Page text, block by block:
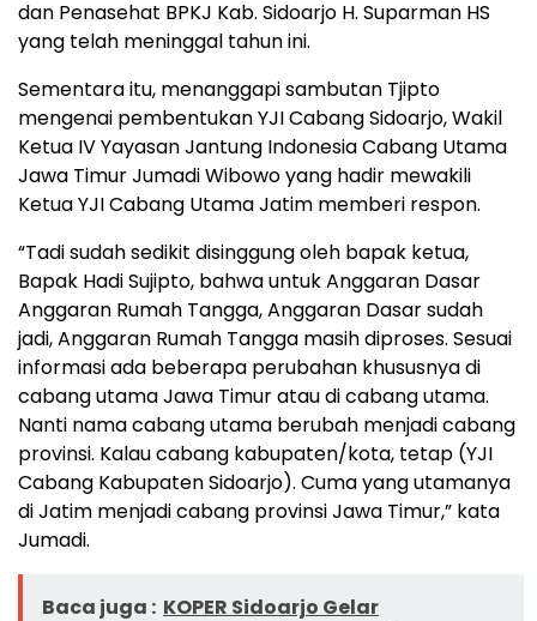
dan Penasehat BPKJ Kab. Sidoarjo H. Suparman HS
yang telah meninggal tahun ini.
Sementara itu, menanggapi sambutan Tjipto
mengenai pembentukan YJI Cabang Sidoarjo, Wakil
Ketua IV Yayasan Jantung Indonesia Cabang Utama
Jawa Timur Jumadi Wibowo yang hadir mewakili
Ketua YJI Cabang Utama Jatim memberi respon.
“Tadi sudah sedikit disinggung oleh bapak ketua,
Bapak Hadi Sujipto, bahwa untuk Anggaran Dasar
Anggaran Rumah Tangga, Anggaran Dasar sudah
jadi, Anggaran Rumah Tangga masih diproses. Sesuai
informasi ada beberapa perubahan khususnya di
cabang utama Jawa Timur atau di cabang utama.
Nanti nama cabang utama berubah menjadi cabang
provinsi. Kalau cabang kabupaten/kota, tetap (YJI
Cabang Kabupaten Sidoarjo). Cuma yang utamanya
di Jatim menjadi cabang provinsi Jawa Timur,” kata
Jumadi.
Baca juga : KOPER Sidoarjo Gelar